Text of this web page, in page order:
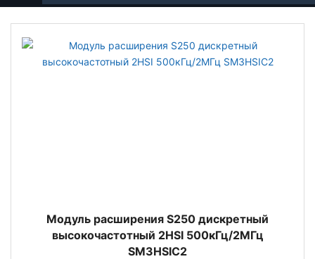
Модуль расширения S250 дискретный
высокочастотный 2HSI 500кГц/2МГц
SM3HSIC2